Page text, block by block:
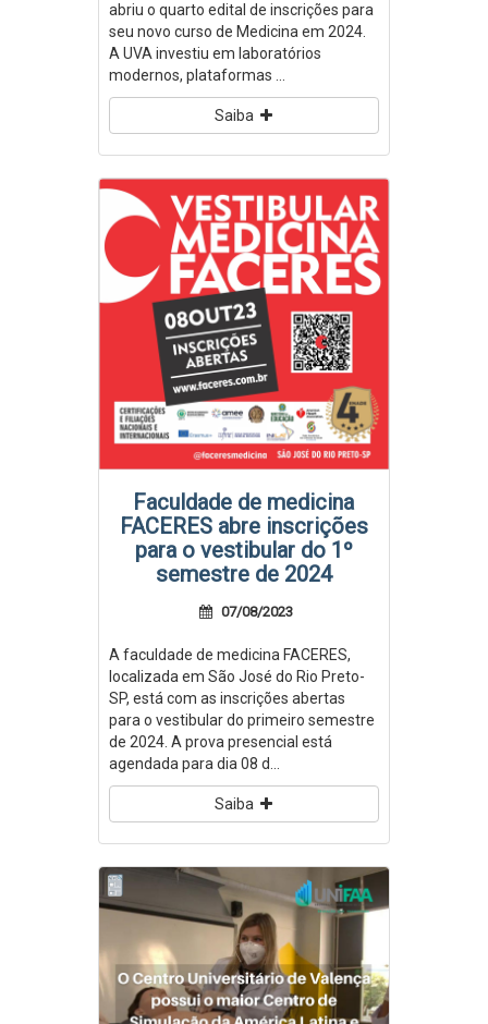
abriu o quarto edital de inscrições para
seu novo curso de Medicina em 2024.
A UVA investiu em laboratórios
modernos, plataformas ...
Saiba
Faculdade de medicina
FACERES abre inscrições
para o vestibular do 1º
semestre de 2024
07/08/2023
A faculdade de medicina FACERES,
localizada em São José do Rio Preto-
SP, está com as inscrições abertas
para o vestibular do primeiro semestre
de 2024. A prova presencial está
agendada para dia 08 d...
Saiba